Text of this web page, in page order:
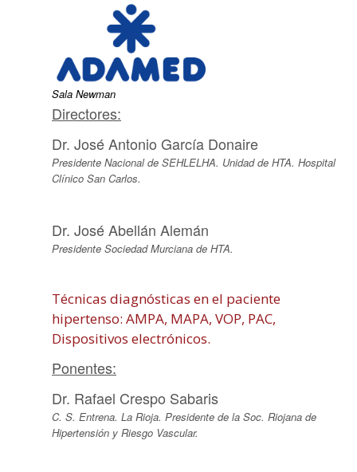
Sala Newman
Directores:
Dr. José Antonio García Donaire
Presidente Nacional de SEHLELHA. Unidad de HTA. Hospital
Clínico San Carlos.
Dr. José Abellán Alemán
Presidente Sociedad Murciana de HTA.
Técnicas diagnósticas en el paciente
hipertenso: AMPA, MAPA, VOP, PAC,
Dispositivos electrónicos.
Ponentes:
Dr. Rafael Crespo Sabaris
C. S. Entrena. La Rioja. Presidente de la Soc. Riojana de
Hipertensión y Riesgo Vascular.